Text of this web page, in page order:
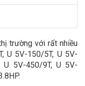
trường với rất nhiều
U 5V-150/5T, U 5V-
U 5V-450/9T, U 5V-